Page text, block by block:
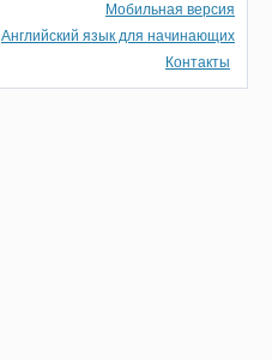
Мобильная версия
Английский язык для начинающих
Контакты